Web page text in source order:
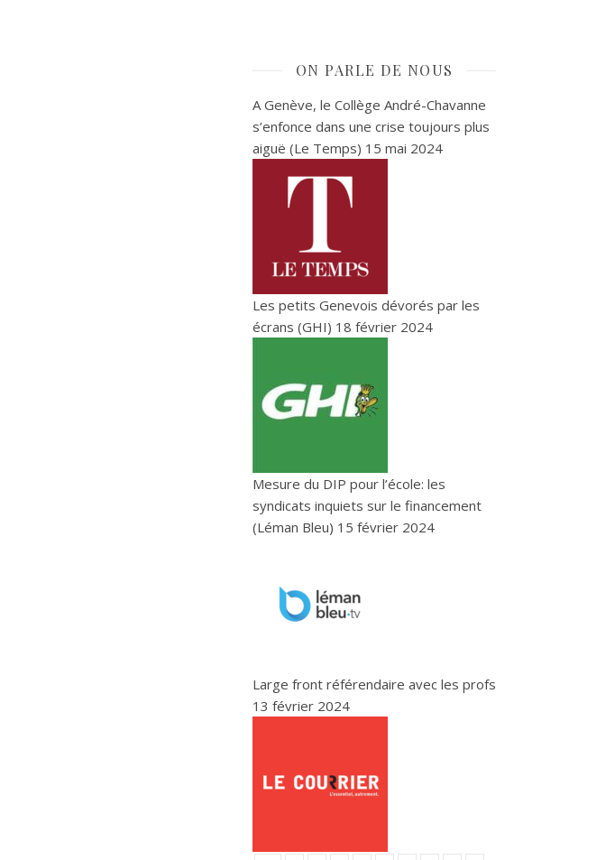
ON PARLE DE NOUS
A Genève, le Collège André-Chavanne
s’enfonce dans une crise toujours plus
aiguë (Le Temps) 15 mai 2024
Les petits Genevois dévorés par les
écrans (GHI) 18 février 2024
Mesure du DIP pour l’école: les
syndicats inquiets sur le financement
(Léman Bleu) 15 février 2024
Large front référendaire avec les profs
13 février 2024